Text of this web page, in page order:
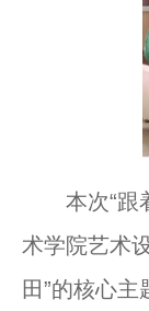
本次“跟着
术学院艺术
田”的核心